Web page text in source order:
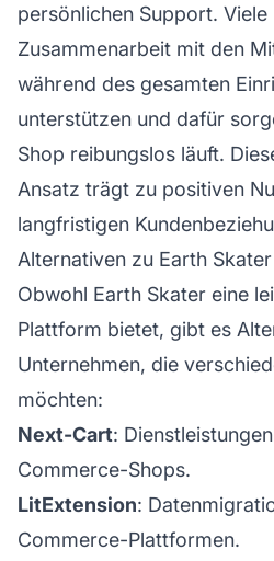
persönlichen Support.
Zusammenarbeit mit den
während des gesamten
unterstützen und dafür
Shop reibungslos läuft.
Ansatz trägt zu positiven
langfristigen
Alternativen zu Earth Skater
Obwohl Earth Skater eine
Plattform bietet, gibt es
Unternehmen, die
möchten:
Next-Cart:
Commerce-Shops.
LitExtension:
Commerce-Plattformen.